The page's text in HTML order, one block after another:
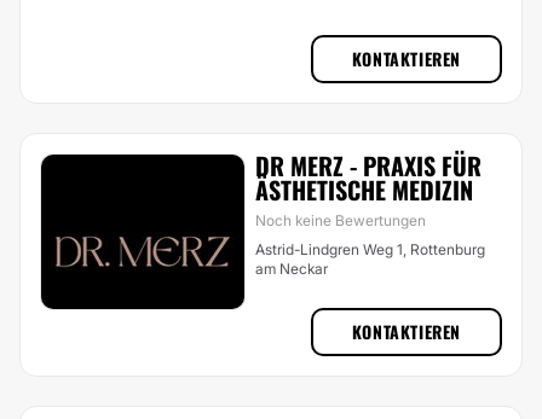
KONTAKTIEREN
DR MERZ - PRAXIS FÜR
ÄSTHETISCHE MEDIZIN
Noch keine Bewertungen
Astrid-Lindgren Weg 1, Rottenburg
am Neckar
KONTAKTIEREN